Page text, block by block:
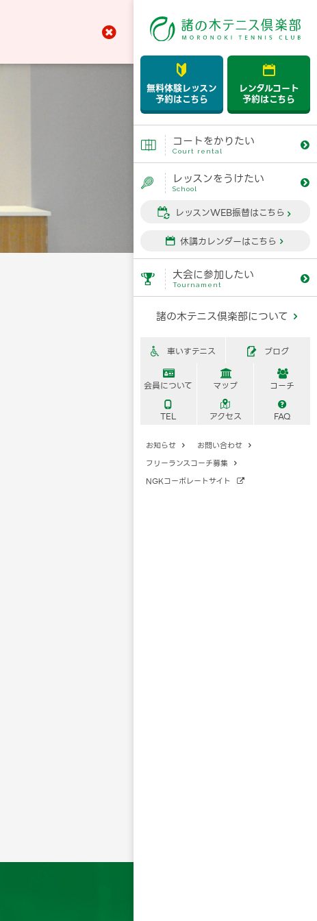

無料体験レッスン
予約はこちら

レンタルコート
予約はこちら
 コートをかりたい
Court rental

 レッスンをうけたい
School

 レッスンWEB振替はこちら 
 休講カレンダーはこちら 
 大会に参加したい
Tournament

諸の木テニス倶楽部について 
 車いすテニス  ブログ

会員について

マップ

コーチ

TEL

アクセス

FAQ
お知らせ  お問い合わせ 
フリーランスコーチ募集 
NGKコーポレートサイト 
